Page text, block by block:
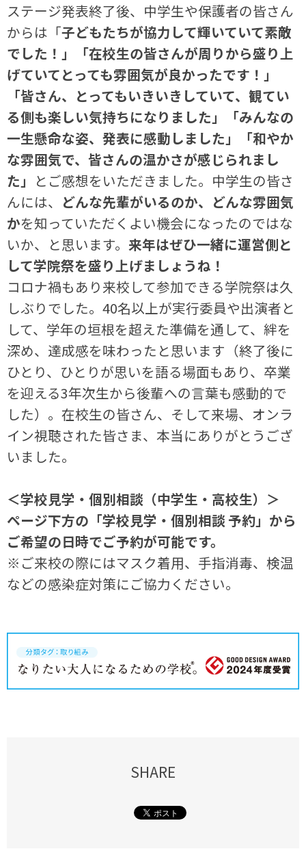
ステージ発表終了後、中学生や保護者の皆さん
からは「子どもたちが協力して輝いていて素敵
でした！」「在校生の皆さんが周りから盛り上
げていてとっても雰囲気が良かったです！」
「皆さん、とってもいきいきしていて、観てい
る側も楽しい気持ちになりました」「みんなの
一生懸命な姿、発表に感動しました」「和やか
な雰囲気で、皆さんの温かさが感じられまし
た」 とご感想をいただきました。中学生の皆さ
んには、 どんな先輩がいるのか、どんな雰囲気
かを知っていただくよい機会になったのではな
いか、と思います。来年はぜひ一緒に運営側と
して学院祭を盛り上げましょうね！
コロナ禍もあり来校して参加できる学院祭は久
しぶりでした。40名以上が実行委員や出演者と
して、学年の垣根を超えた準備を通して、絆を
深め、達成感を味わったと思います（終了後に
ひとり、ひとりが思いを語る場面もあり、卒業
を迎える3年次生から後輩への言葉も感動的で
した）。在校生の皆さん、そして来場、オンラ
イン視聴された皆さま、本当にありがとうござ
いました。
＜学校見学・個別相談（中学生・高校生）＞
ページ下方の「学校見学・個別相談 予約」から
ご希望の日時でご予約が可能です。
※ご来校の際にはマスク着用、手指消毒、検温
などの感染症対策にご協力ください。
SHARE